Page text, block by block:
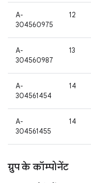
A-
304560975
12
A-
304560987
13
A-
304561454
14
A-
304561455
14
ग्रुप के कॉम्पोनेंट